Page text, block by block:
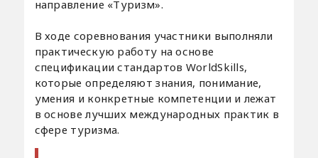
направление «Туризм».
В ходе соревнования участники выполняли
практическую работу на основе
спецификации стандартов WorldSkills,
которые определяют знания, понимание,
умения и конкретные компетенции и лежат
в основе лучших международных практик в
сфере туризма.